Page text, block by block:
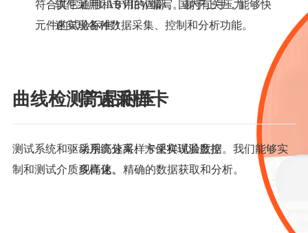
符合其它通用和专用的国际、国内有关压力
元件的试验标准！
曲线检测产品耐压
测试系统和驱动系统分离、方便实现温度控
制和测试介质多样化。
软件采用LABVIEW编写。易于上手，能够快
速实现各种数据采集、控制和分析功能。
高速采样卡
采用高速采样卡采样试验数据。我们能够实
现高速、精确的数据获取和分析。